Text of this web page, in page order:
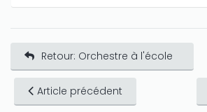
Retour: Orchestre à l'école
Article précédent